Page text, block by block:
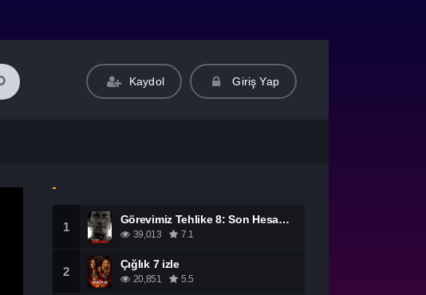
Kaydol Giriş Yap
1
Görevimiz Tehlike 8: Son Hesaplaşma izle
39,013 7.1
2
Çığlık 7 izle
20,851 5.5